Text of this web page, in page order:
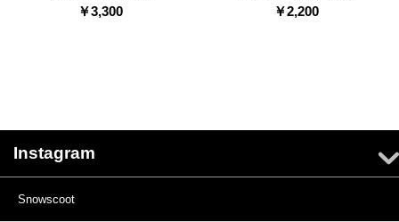
￥3,300 ￥2,200
Instagram
Snowscoot